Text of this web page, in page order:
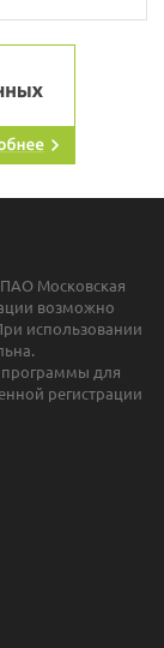
Московская
возможно
использовании
программы для
регистрации